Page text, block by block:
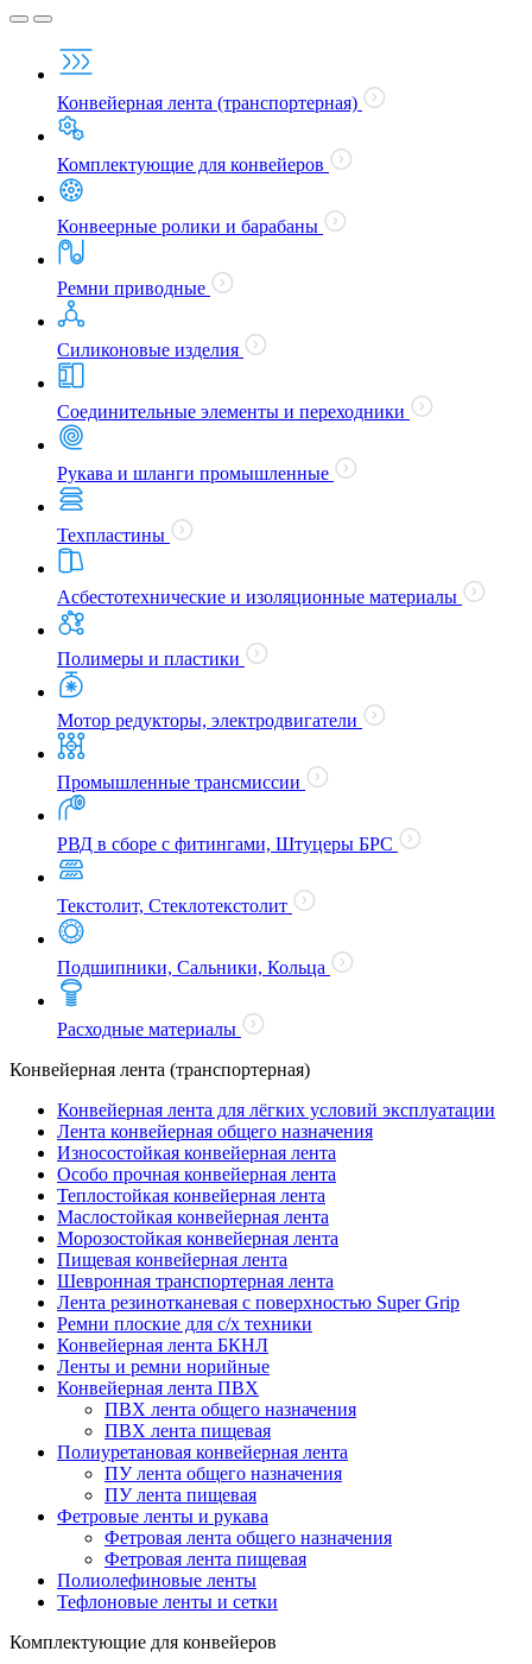
Конвейерная лента (транспортерная)
Комплектующие для конвейеров
Конвеерные ролики и барабаны
Ремни приводные
Силиконовые изделия
Соединительные элементы и переходники
Рукава и шланги промышленные
Техпластины
Асбестотехнические и изоляционные материалы
Полимеры и пластики
Мотор редукторы, электродвигатели
Промышленные трансмиссии
РВД в сборе с фитингами, Штуцеры БРС
Текстолит, Стеклотекстолит
Подшипники, Сальники, Кольца
Расходные материалы
Конвейерная лента (транспортерная)
Конвейерная лента для лёгких условий эксплуатации
Лента конвейерная общего назначения
Износостойкая конвейерная лента
Особо прочная конвейерная лента
Теплостойкая конвейерная лента
Маслостойкая конвейерная лента
Морозостойкая конвейерная лента
Пищевая конвейерная лента
Шевронная транспортерная лента
Лента резинотканевая с поверхностью Super Grip
Ремни плоские для с/х техники
Конвейерная лента БКНЛ
Ленты и ремни норийные
Конвейерная лента ПВХ
ПВХ лента общего назначения
ПВХ лента пищевая
Полиуретановая конвейерная лента
ПУ лента общего назначения
ПУ лента пищевая
Фетровые ленты и рукава
Фетровая лента общего назначения
Фетровая лента пищевая
Полиолефиновые ленты
Тефлоновые ленты и сетки
Комплектующие для конвейеров